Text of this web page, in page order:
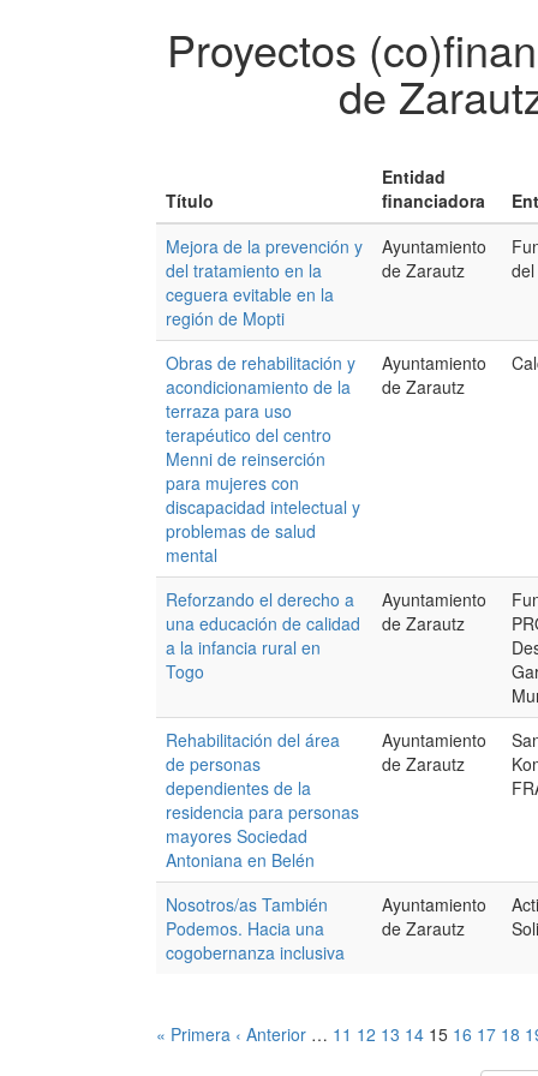
Proyectos
de
Título
Entidad
financiadora
Mejora de la prevención y
del tratamiento en la
ceguera evitable en la
región de Mopti
Ayuntamiento
de Zarautz
Obras de rehabilitación y
acondicionamiento de la
terraza para uso
terapéutico del centro
Menni de reinserción
para mujeres con
discapacidad intelectual y
problemas de salud
mental
Ayuntamiento
de Zarautz
Reforzando el derecho a
una educación de calidad
a la infancia rural en
Togo
Ayuntamiento
de Zarautz
Rehabilitación del área
de personas
dependientes de la
residencia para personas
mayores Sociedad
Antoniana en Belén
Ayuntamiento
de Zarautz
Nosotros/as También
Podemos. Hacia una
cogobernanza inclusiva
Ayuntamiento
de Zarautz
« Primera ‹ Anterior … 11 12 13 14 15 16 17 18